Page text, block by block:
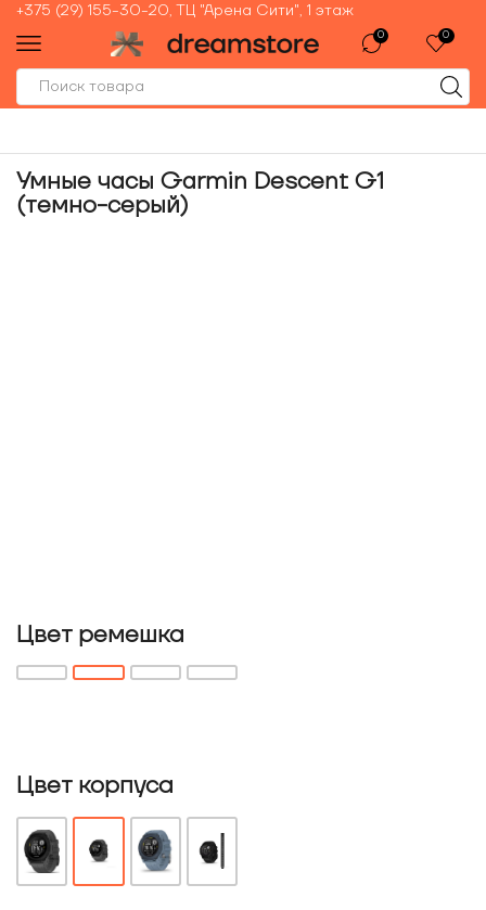
+375 (29) 155-30-20, ТЦ "Арена Сити", 1 этаж
0 0
Умные часы Garmin Descent G1
(темно-серый)
Цвет ремешка
Цвет корпуса